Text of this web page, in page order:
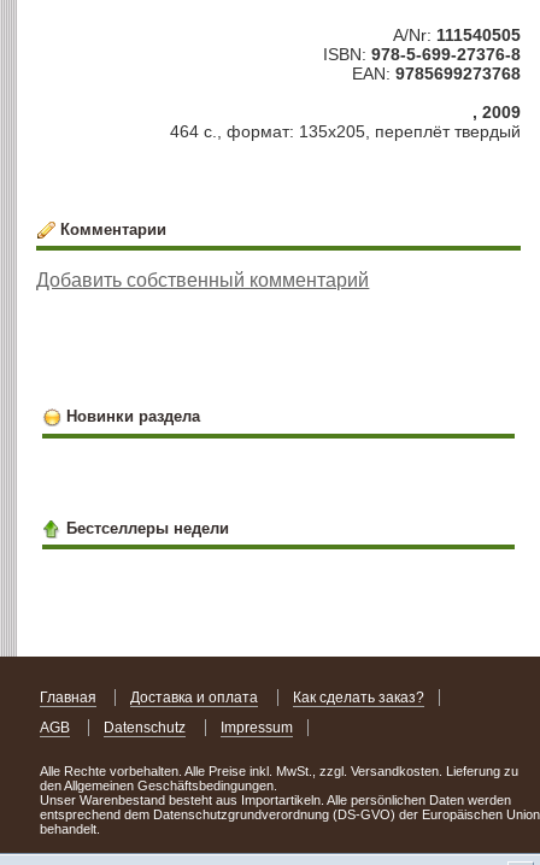
A/Nr: 111540505
ISBN: 978-5-699-27376-8
EAN: 9785699273768
, 2009
464 с., формат: 135х205, переплёт твердый
Комментарии
Добавить собственный комментарий
Новинки раздела
Бестселлеры недели
Главная Доставка и оплата
Как сделать заказ?
AGB
Datenschutz Impressum
Alle Rechte vorbehalten. Alle Preise inkl. MwSt., zzgl. Versandkosten. Lieferung zu
den Allgemeinen Geschäftsbedingungen.
Unser Warenbestand besteht aus Importartikeln. Alle persönlichen Daten werden
entsprechend dem Datenschutzgrundverordnung (DS-GVO) der Europäischen Union
behandelt.
Сделав заказ сегодня, уже через день или два Вы можете стать обладателем